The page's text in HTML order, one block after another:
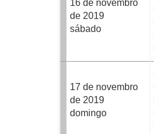
16 de novembro
de 2019
sábado
17 de novembro
de 2019
domingo